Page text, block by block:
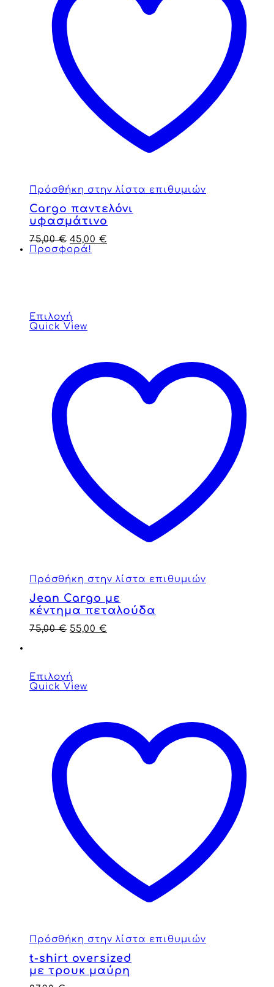
Πρόσθήκη στην λίστα επιθυμιών
Cargo παντελόνι
υφασμάτινο
75,00€ 45,00 €
Προσφορά!
Επιλογή
Quick View
Πρόσθήκη στην λίστα επιθυμιών
Jean Cargo με
κέντημα πεταλούδα
75,00€ 55,00 €
Επιλογή
Quick View
Πρόσθήκη στην λίστα επιθυμιών
t-shirt oversized
με τρουκ μαύρη